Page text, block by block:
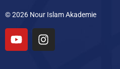
© 2026 Nour Islam Akademie